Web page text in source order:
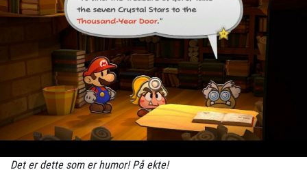
Det er dette som er humor! På ekte!